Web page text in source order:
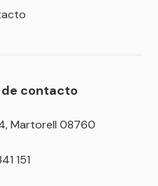
contacto
Martorell 08760
151